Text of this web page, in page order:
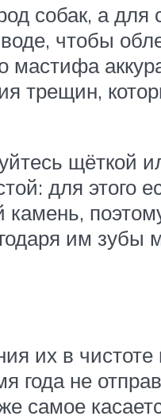
собак, а
чтобы
трещин,
щёткой
для этого
им зубы
их в
года не
самое